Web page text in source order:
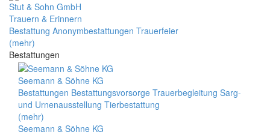
Stut & Sohn GmbH
Trauern & Erinnern
Bestattung Anonymbestattungen Trauerfeier
(mehr)
Bestattungen
Seemann & Söhne KG
Bestattungen Bestattungsvorsorge Trauerbegleitung Sarg-
und Urnenausstellung Tierbestattung
(mehr)
Seemann & Söhne KG